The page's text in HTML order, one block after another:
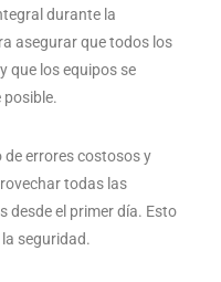
durante la
asegurar que todos los
que los equipos se
de errores costosos y
todas las
desde el primer día. Esto
seguridad.